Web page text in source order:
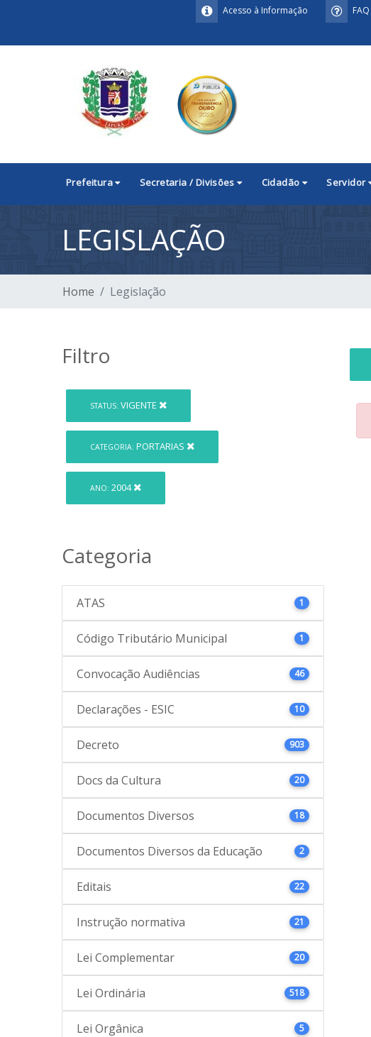
FAQ
Acesso à Informação
Prefeitura Secretaria / Divisões Cidadão Servidor
LEGISLAÇÃO
Home Legislação
Filtro
STATUS: VIGENTE
CATEGORIA: PORTARIAS
ANO: 2004
Categoria
ATAS 1
Código Tributário Municipal 1
Convocação Audiências 46
Declarações - ESIC 10
Decreto 903
Docs da Cultura 20
Documentos Diversos 18
Documentos Diversos da Educação 2
Editais 22
Instrução normativa 21
Lei Complementar 20
Lei Ordinária 518
Lei Orgânica 5